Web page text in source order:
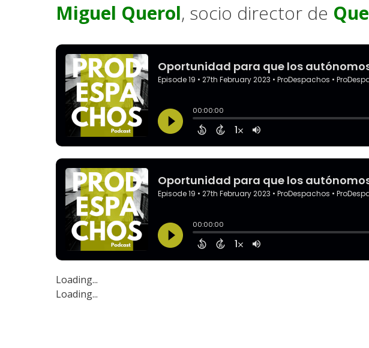
Miguel Querol, socio director de
Loading...
Loading...